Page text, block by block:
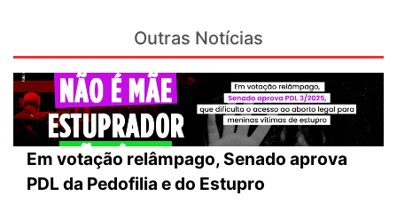
Outras Notícias
Em votação relâmpago, Senado aprova
PDL da Pedofilia e do Estupro